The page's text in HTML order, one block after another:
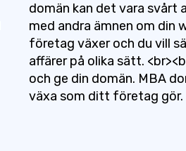
domän kan det vara svårt
med andra ämnen om din
företag växer och du vill
affärer på olika sätt.
och ge din domän. MBA
växa som ditt företag gör.